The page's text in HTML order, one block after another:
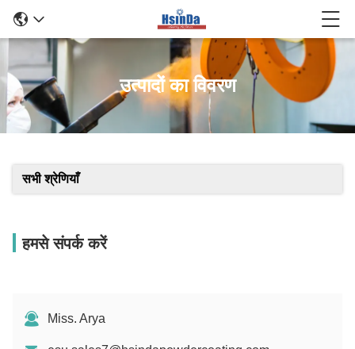
उत्पादों का विवरण
सभी श्रेणियाँ
हमसे संपर्क करें
Miss. Arya